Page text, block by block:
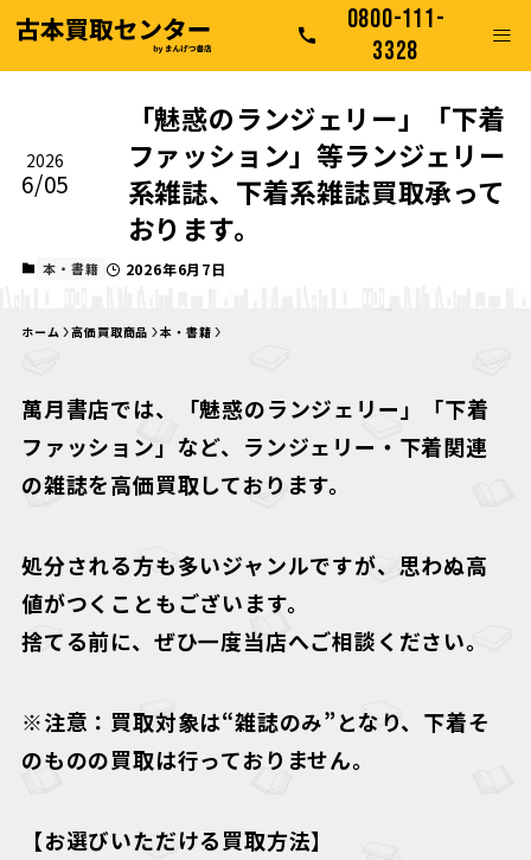
0800-111-
3328
「魅惑のランジェリー」「下着
ファッション」等ランジェリー
系雑誌、下着系雑誌買取承って
おります。
2026
6/05
本・書籍 2026年6月7日
ホーム 高価買取商品 本・書籍
萬月書店では、「魅惑のランジェリー」「下着
ファッション」など、ランジェリー・下着関連
の雑誌を高価買取しております。
処分される方も多いジャンルですが、思わぬ高
値がつくこともございます。
捨てる前に、ぜひ一度当店へご相談ください。
※注意：買取対象は“雑誌のみ”となり、下着そ
のものの買取は行っておりません。
【お選びいただける買取方法】